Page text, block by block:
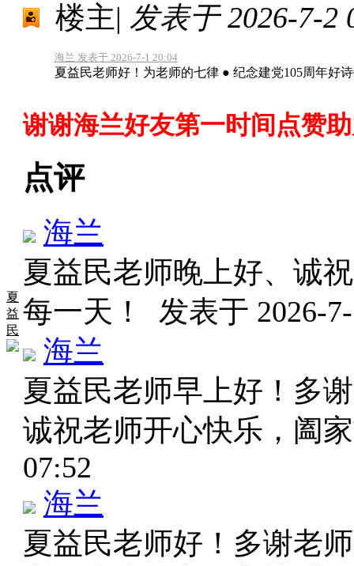
夏
益
民
楼主| 发表于 2026-7-2
海兰 发表于 2026-7-1 20:04
夏益民老师好！为老师的七律 ● 纪念建党105周年好
谢谢海兰好友第一时间点赞
点评
海兰
夏益民老师晚上好、诚
每一天！ 发表于 2026-
海兰
夏益民老师早上好！多
诚祝老师开心快乐，阖
07:52
海兰
夏益民老师好！多谢老